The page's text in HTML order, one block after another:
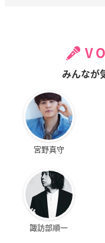
みんなが
宮野真守
諏訪部順一